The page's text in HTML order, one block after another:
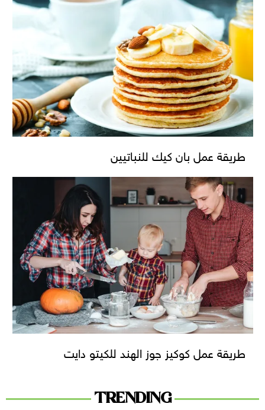
طريقة عمل بان كيك للنباتيين
طريقة عمل كوكيز جوز الهند للكيتو دايت
TRENDING